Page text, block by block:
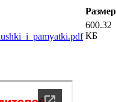
Размер
600.32
КБ